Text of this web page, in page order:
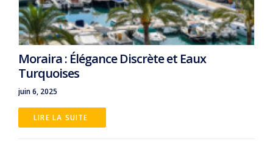
Moraira : Élégance Discrète et Eaux
Turquoises
juin 6, 2025
LIRE LA SUITE